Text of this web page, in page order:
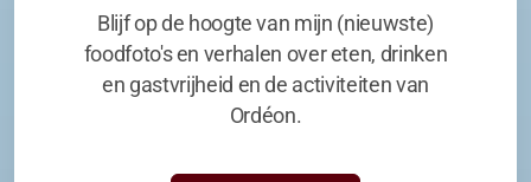
Blijf op de hoogte van mijn (nieuwste)
foodfoto's en verhalen over eten, drinken
en gastvrijheid en de activiteiten van
Ordéon.